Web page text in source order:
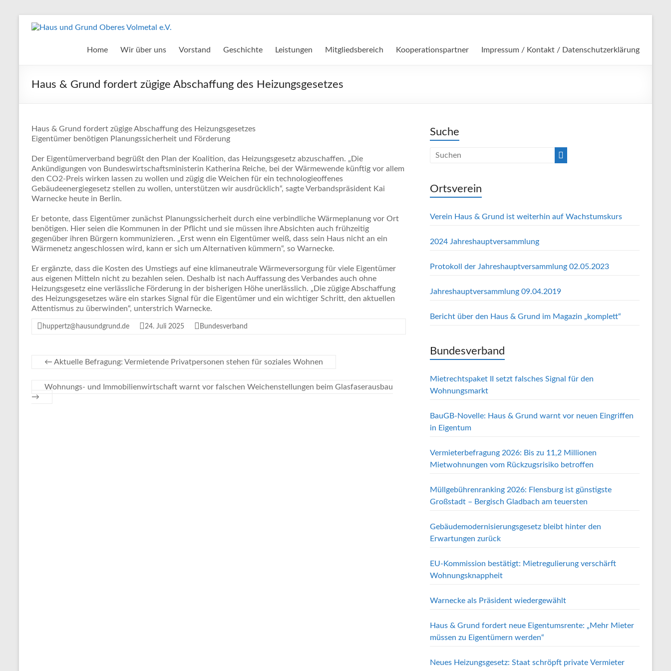
InhaltHaus
Oberes
e.V.
Home Wir über uns Vorstand Geschichte Leistungen Mitgliedsbereich Kooperationspartner Impressum / Kontakt / Datenschutzerklärung
Haus & Grund fordert zügige Abschaffung des Heizungsgesetzes
Haus & Grund fordert zügige Abschaffung des Heizungsgesetzes
Eigentümer benötigen Planungssicherheit und Förderung
Der Eigentümerverband begrüßt den Plan der Koalition, das Heizungsgesetz abzuschaffen. „Die
Ankündigungen von Bundeswirtschaftsministerin Katherina Reiche, bei der Wärmewende künftig vor allem
den CO2-Preis wirken lassen zu wollen und zügig die Weichen für ein technologieoffenes
Gebäudeenergiegesetz stellen zu wollen, unterstützen wir ausdrücklich“, sagte Verbandspräsident Kai
Warnecke heute in Berlin.
Er betonte, dass Eigentümer zunächst Planungssicherheit durch eine verbindliche Wärmeplanung vor Ort
benötigen. Hier seien die Kommunen in der Pflicht und sie müssen ihre Absichten auch frühzeitig
gegenüber ihren Bürgern kommunizieren. „Erst wenn ein Eigentümer weiß, dass sein Haus nicht an ein
Wärmenetz angeschlossen wird, kann er sich um Alternativen kümmern“, so Warnecke.
Er ergänzte, dass die Kosten des Umstiegs auf eine klimaneutrale Wärmeversorgung für viele Eigentümer
aus eigenen Mitteln nicht zu bezahlen seien. Deshalb ist nach Auffassung des Verbandes auch ohne
Heizungsgesetz eine verlässliche Förderung in der bisherigen Höhe unerlässlich. „Die zügige Abschaffung
des Heizungsgesetzes wäre ein starkes Signal für die Eigentümer und ein wichtiger Schritt, den aktuellen
Attentismus zu überwinden“, unterstrich Warnecke.
huppertz@hausundgrund.de 24. Juli 2025 Bundesverband
← Aktuelle Befragung: Vermietende Privatpersonen stehen für soziales Wohnen
Wohnungs- und Immobilienwirtschaft warnt vor falschen Weichenstellungen beim Glasfaserausbau
→
Suche
Ortsverein
Verein Haus & Grund ist weiterhin auf Wachstumskurs
2024 Jahreshauptversammlung
Protokoll der Jahreshauptversammlung 02.05.2023
Jahreshauptversammlung 09.04.2019
Bericht über den Haus & Grund im Magazin „komplett“
Bundesverband
Mietrechtspaket II setzt falsches Signal für den
Wohnungsmarkt
BauGB-Novelle: Haus & Grund warnt vor neuen Eingriffen
in Eigentum
Vermieterbefragung 2026: Bis zu 11,2 Millionen
Mietwohnungen vom Rückzugsrisiko betroffen
Müllgebührenranking 2026: Flensburg ist günstigste
Großstadt – Bergisch Gladbach am teuersten
Gebäudemodernisierungsgesetz bleibt hinter den
Erwartungen zurück
EU-Kommission bestätigt: Mietregulierung verschärft
Wohnungsknappheit
Warnecke als Präsident wiedergewählt
Haus & Grund fordert neue Eigentumsrente: „Mehr Mieter
müssen zu Eigentümern werden“
Neues Heizungsgesetz: Staat schröpft private Vermieter